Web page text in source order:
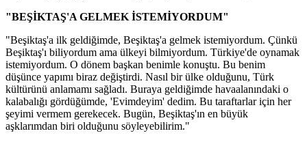
"BEŞİKTAŞ'A GELMEK İSTEMİYORDUM"
"Beşiktaş'a ilk geldiğimde, Beşiktaş'a gelmek istemiyordum. Çünkü
Beşiktaş'ı biliyordum ama ülkeyi bilmiyordum. Türkiye'de oynamak
istemiyordum. O dönem başkan benimle konuştu. Bu benim
düşünce yapımı biraz değiştirdi. Nasıl bir ülke olduğunu, Türk
kültürünü anlamamı sağladı. Buraya geldiğimde havaalanındaki o
kalabalığı gördüğümde, 'Evimdeyim' dedim. Bu taraftarlar için her
şeyimi vermem gerekecek. Bugün, Beşiktaş'ın en büyük
aşklarımdan biri olduğunu söyleyebilirim."